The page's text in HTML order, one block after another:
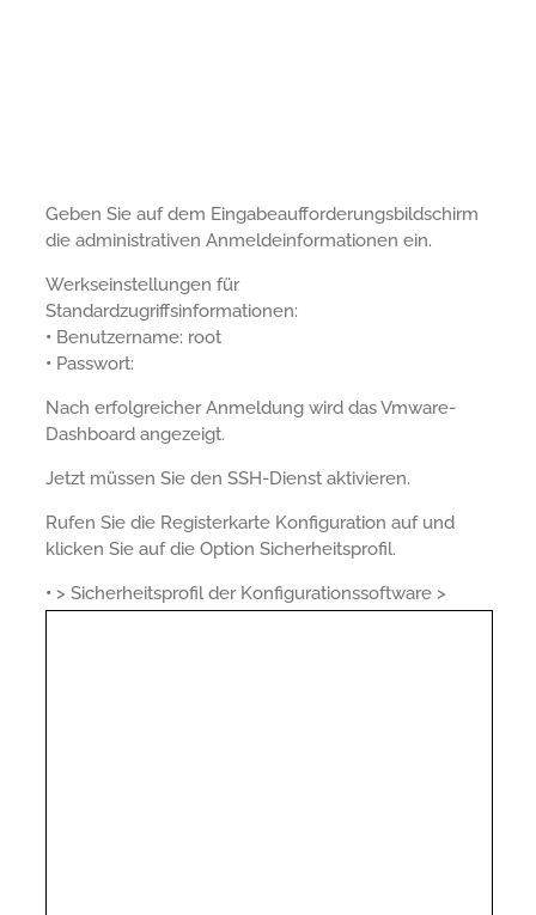
Geben Sie auf dem Eingabeaufforderungsbildschirm
die administrativen Anmeldeinformationen ein.
Werkseinstellungen für
Standardzugriffsinformationen:
• Benutzername: root
• Passwort:
Nach erfolgreicher Anmeldung wird das Vmware-
Dashboard angezeigt.
Jetzt müssen Sie den SSH-Dienst aktivieren.
Rufen Sie die Registerkarte Konfiguration auf und
klicken Sie auf die Option Sicherheitsprofil.
• > Sicherheitsprofil der Konfigurationssoftware >